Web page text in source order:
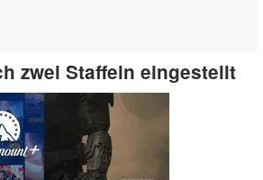
zwei Staffeln eingestellt